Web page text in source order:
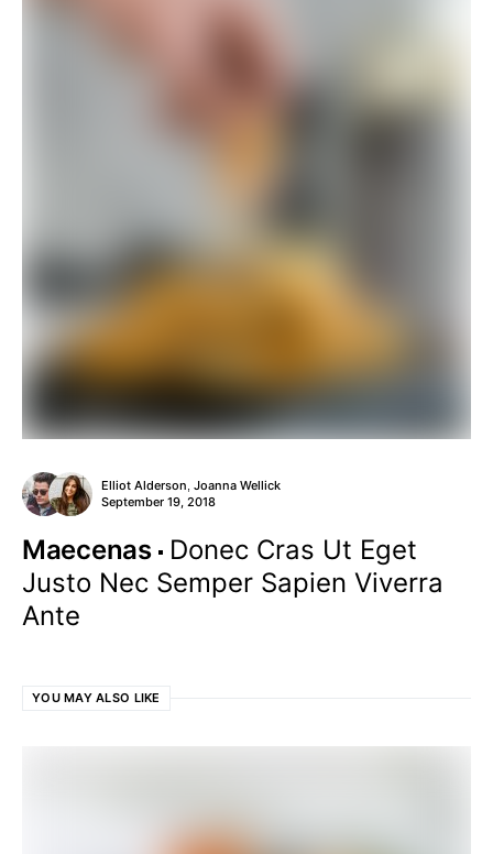
Elliot Alderson Joanna Wellick
September 19, 2018
Maecenas
Donec Cras Ut Eget
Justo Nec Semper Sapien Viverra
Ante
YOU MAY ALSO LIKE